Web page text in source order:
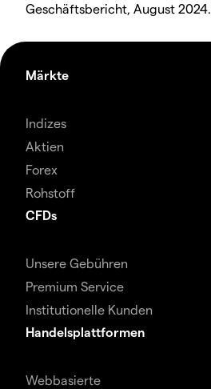
Geschäftsbericht, August 2024.
Märkte
Indizes
Aktien
Forex
Rohstoff
CFDs
Unsere Gebühren
Premium Service
Institutionelle Kunden
Handelsplattformen
Webbasierte